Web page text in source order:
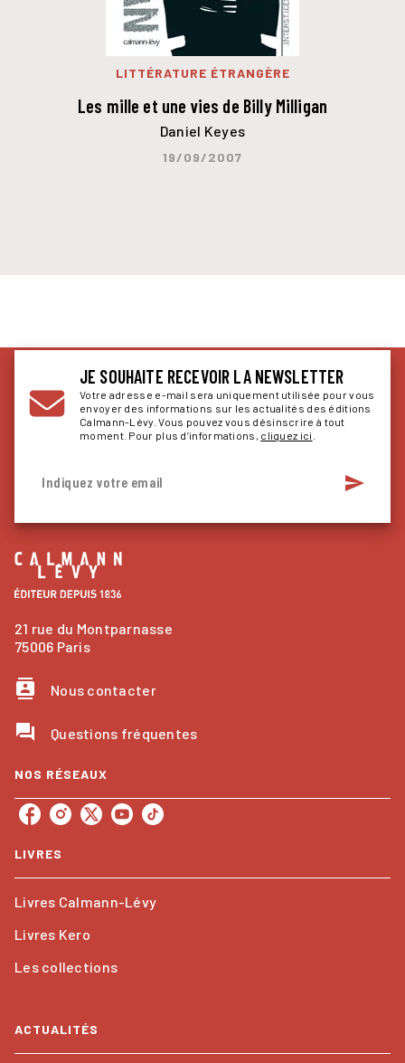
LITTÉRATURE ÉTRANGÈRE
Les mille et une vies de Billy Milligan
Daniel Keyes
19/09/2007
JE SOUHAITE RECEVOIR LA NEWSLETTER
Votre adresse e-mail sera uniquement utilisée pour vous
envoyer des informations sur les actualités des éditions
Calmann-Lévy. Vous pouvez vous désinscrire à tout
moment. Pour plus d’informations, cliquez ici
Indiquez votre email send
21 rue du Montparnasse
75006 Paris
contacts Nous contacter
question_answer Questions fréquentes
NOS RÉSEAUX
LIVRES
Livres Calmann-Lévy
Livres Kero
Les collections
ACTUALITÉS